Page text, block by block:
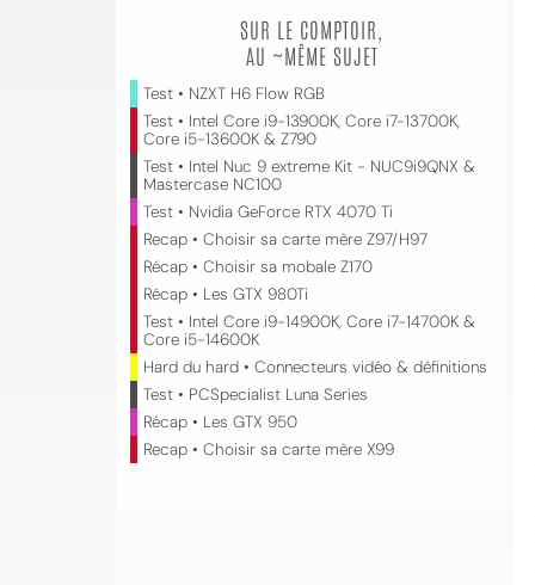
SUR LE COMPTOIR,
AU ~MÊME SUJET
Test • NZXT H6 Flow RGB
Test • Intel Core i9-13900K, Core i7-13700K,
Core i5-13600K & Z790
Test • Intel Nuc 9 extreme Kit - NUC9i9QNX &
Mastercase NC100
Test • Nvidia GeForce RTX 4070 Ti
Recap • Choisir sa carte mère Z97/H97
Récap • Choisir sa mobale Z170
Récap • Les GTX 980Ti
Test • Intel Core i9-14900K, Core i7-14700K &
Core i5-14600K
Hard du hard • Connecteurs vidéo & définitions
Test • PCSpecialist Luna Series
Récap • Les GTX 950
Recap • Choisir sa carte mère X99